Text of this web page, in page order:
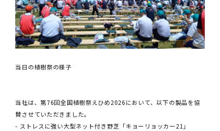
当日の植樹祭の様子
当社は、第76回全国植樹祭えひめ2026において、以下の製品を協
賛させていただきました。
- ストレスに強い大型ネット付き野芝「キョーリョッカー21」